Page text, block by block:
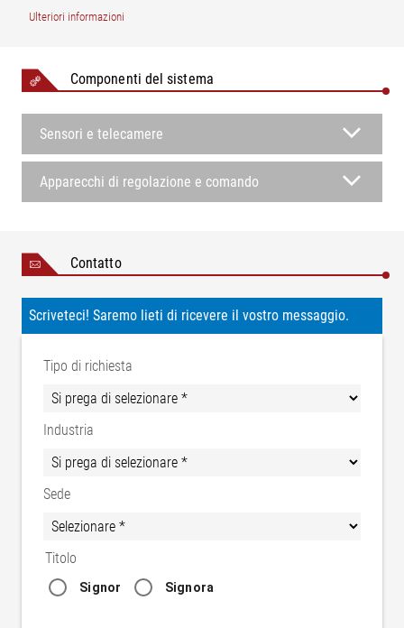
Ulteriori informazioni
Componenti del sistema
Sensori e telecamere
Apparecchi di regolazione e comando
Contatto
Scriveteci! Saremo lieti di ricevere il vostro messaggio.
Tipo di richiesta
Industria
Sede
Titolo
Signor Signora